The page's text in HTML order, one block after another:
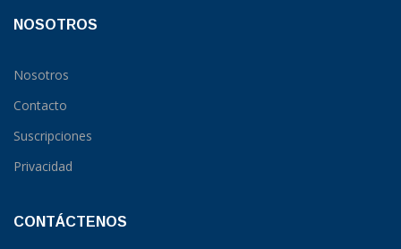
NOSOTROS
Nosotros
Contacto
Suscripciones
Privacidad
CONTÁCTENOS